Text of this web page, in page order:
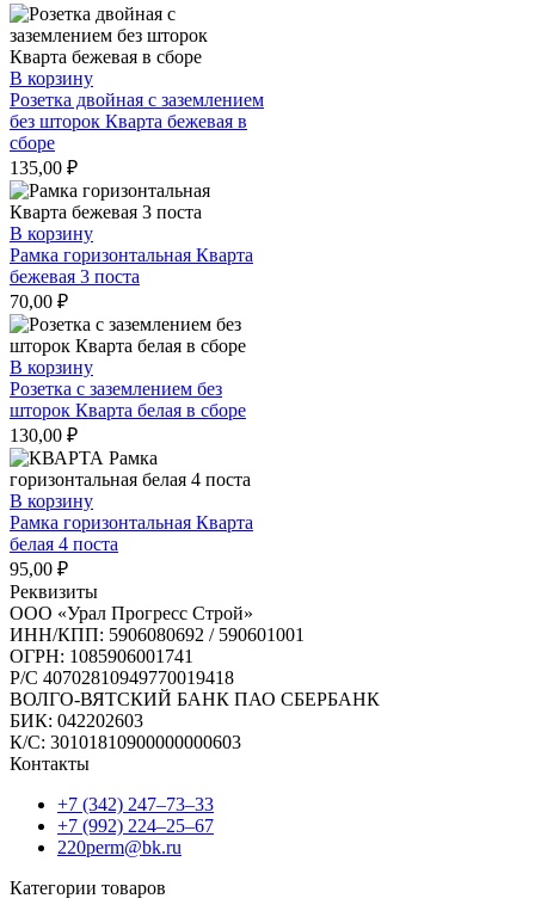
В корзину
Розетка двойная с заземлением
без шторок Кварта бежевая в
сборе
135,00 ₽
В корзину
Рамка горизонтальная Кварта
бежевая 3 поста
70,00 ₽
В корзину
Розетка с заземлением без
шторок Кварта белая в сборе
130,00 ₽
В корзину
Рамка горизонтальная Кварта
белая 4 поста
95,00 ₽
Реквизиты
ООО «Урал Прогресс Строй»
ИНН/КПП: 5906080692 / 590601001
ОГРН: 1085906001741
Р/C 40702810949770019418
ВОЛГО-ВЯТСКИЙ БАНК ПАО СБЕРБАНК
БИК: 042202603
К/С: 30101810900000000603
Контакты
+7 (342) 247‒73‒33
+7 (992) 224‒25‒67
220perm@bk.ru
Категории товаров